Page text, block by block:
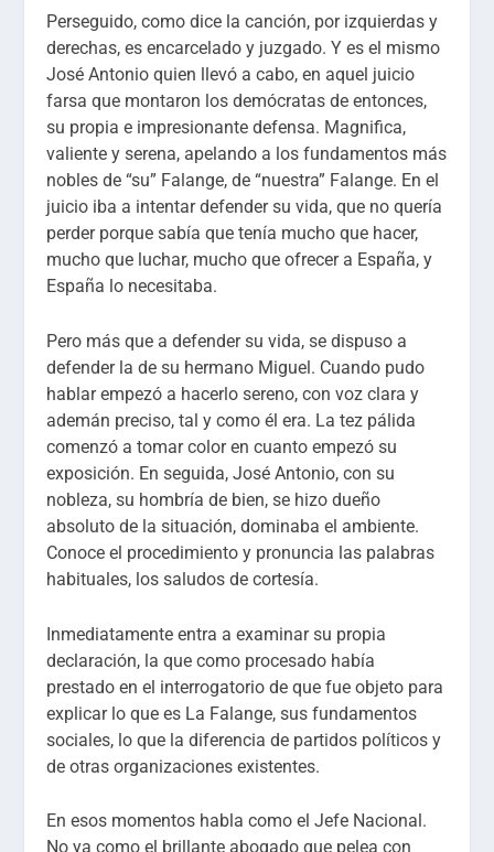
Perseguido, como dice la canción, por izquierdas y
derechas, es encarcelado y juzgado. Y es el mismo
José Antonio quien llevó a cabo, en aquel juicio
farsa que montaron los demócratas de entonces,
su propia e impresionante defensa. Magnifica,
valiente y serena, apelando a los fundamentos más
nobles de “su” Falange, de “nuestra” Falange. En el
juicio iba a intentar defender su vida, que no quería
perder porque sabía que tenía mucho que hacer,
mucho que luchar, mucho que ofrecer a España, y
España lo necesitaba.
Pero más que a defender su vida, se dispuso a
defender la de su hermano Miguel. Cuando pudo
hablar empezó a hacerlo sereno, con voz clara y
ademán preciso, tal y como él era. La tez pálida
comenzó a tomar color en cuanto empezó su
exposición. En seguida, José Antonio, con su
nobleza, su hombría de bien, se hizo dueño
absoluto de la situación, dominaba el ambiente.
Conoce el procedimiento y pronuncia las palabras
habituales, los saludos de cortesía.
Inmediatamente entra a examinar su propia
declaración, la que como procesado había
prestado en el interrogatorio de que fue objeto para
explicar lo que es La Falange, sus fundamentos
sociales, lo que la diferencia de partidos políticos y
de otras organizaciones existentes.
En esos momentos habla como el Jefe Nacional.
No ya como el brillante abogado que pelea con